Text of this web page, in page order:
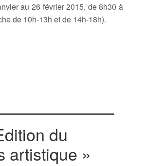
au 26 février 2015, de 8h30 à
de 10h-13h et de 14h-18h).
du
artistique »